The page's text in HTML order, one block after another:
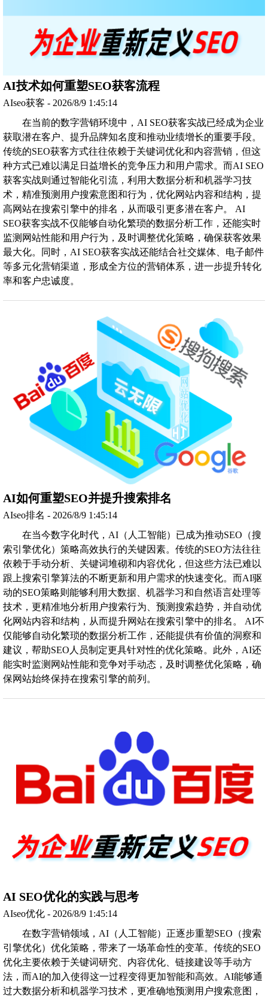
AI技术如何重塑SEO获客流程
AIseo获客 - 2026/8/9 1:45:14
在当前的数字营销环境中，AI SEO获客实战已经成为企业
获取潜在客户、提升品牌知名度和推动业绩增长的重要手段。
传统的SEO获客方式往往依赖于关键词优化和内容营销，但这
种方式已难以满足日益增长的竞争压力和用户需求。而AI SEO
获客实战则通过智能化引流，利用大数据分析和机器学习技
术，精准预测用户搜索意图和行为，优化网站内容和结构，提
高网站在搜索引擎中的排名，从而吸引更多潜在客户。 AI
SEO获客实战不仅能够自动化繁琐的数据分析工作，还能实时
监测网站性能和用户行为，及时调整优化策略，确保获客效果
最大化。同时，AI SEO获客实战还能结合社交媒体、电子邮件
等多元化营销渠道，形成全方位的营销体系，进一步提升转化
率和客户忠诚度。
AI如何重塑SEO并提升搜索排名
AIseo排名 - 2026/8/9 1:45:14
在当今数字化时代，AI（人工智能）已成为推动SEO（搜
索引擎优化）策略高效执行的关键因素。传统的SEO方法往往
依赖于手动分析、关键词堆砌和内容优化，但这些方法已难以
跟上搜索引擎算法的不断更新和用户需求的快速变化。而AI驱
动的SEO策略则能够利用大数据、机器学习和自然语言处理等
技术，更精准地分析用户搜索行为、预测搜索趋势，并自动优
化网站内容和结构，从而提升网站在搜索引擎中的排名。 AI不
仅能够自动化繁琐的数据分析工作，还能提供有价值的洞察和
建议，帮助SEO人员制定更具针对性的优化策略。此外，AI还
能实时监测网站性能和竞争对手动态，及时调整优化策略，确
保网站始终保持在搜索引擎的前列。
AI SEO优化的实践与思考
AIseo优化 - 2026/8/9 1:45:14
在数字营销领域，AI（人工智能）正逐步重塑SEO（搜索
引擎优化）优化策略，带来了一场革命性的变革。传统的SEO
优化主要依赖于关键词研究、内容优化、链接建设等手动方
法，而AI的加入使得这一过程变得更加智能和高效。AI能够通
过大数据分析和机器学习技术，更准确地预测用户搜索意图，